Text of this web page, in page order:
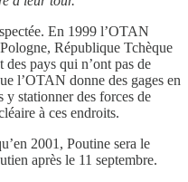
En 1999 l’OTAN
République Tchèque
pays qui n’ont pas de
l’OTAN donne des gages en
y stationner des forces de
à ces endroits.
2001, Poutine sera le
après le 11 septembre.